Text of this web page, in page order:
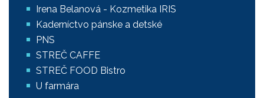
Irena Belanová - Kozmetika IRIS
Kaderníctvo pánske a detské
PNS
STREČ CAFFE
STREČ FOOD Bistro
U farmára